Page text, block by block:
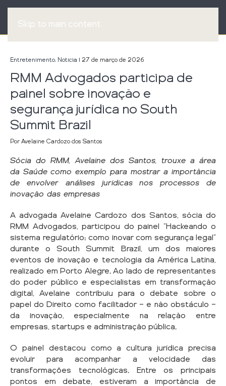
Skip to main content
Entretenimento, Notícia | 27 de março de 2026
RMM Advogados participa de
painel sobre inovação e
segurança jurídica no South
Summit Brazil
Por Avelaine Cardozo dos Santos
Sócia do RMM, Avelaine dos Santos, trouxe a área
da Saúde como exemplo para mostrar a importância
de envolver análises jurídicas nos processos de
inovação das empresas
A advogada Avelaine Cardozo dos Santos, sócia do
RMM Advogados, participou do painel “Hackeando o
sistema regulatório: como inovar com segurança legal”
durante o South Summit Brazil, um dos maiores
eventos de inovação e tecnologia da América Latina,
realizado em Porto Alegre. Ao lado de representantes
do poder público e especialistas em transformação
digital, Avelaine contribuiu para o debate sobre o
papel do Direito como facilitador — e não obstáculo —
da inovação, especialmente na relação entre
empresas, startups e administração pública.
O painel destacou como a cultura jurídica precisa
evoluir para acompanhar a velocidade das
transformações tecnológicas. Entre os principais
pontos em debate, estiveram a importância de